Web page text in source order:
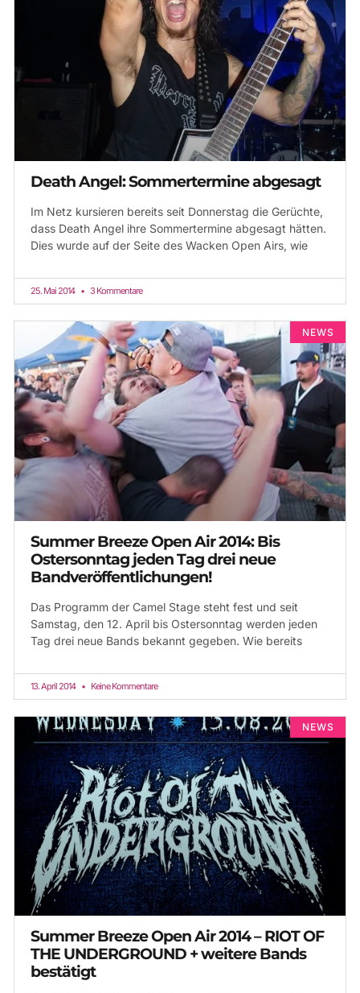
Death Angel: Sommertermine abgesagt
Im Netz kursieren bereits seit Donnerstag die Gerüchte,
dass Death Angel ihre Sommertermine abgesagt hätten.
Dies wurde auf der Seite des Wacken Open Airs, wie
25. Mai 2014 3 Kommentare
NEWS
Summer Breeze Open Air 2014: Bis
Ostersonntag jeden Tag drei neue
Bandveröffentlichungen!
Das Programm der Camel Stage steht fest und seit
Samstag, den 12. April bis Ostersonntag werden jeden
Tag drei neue Bands bekannt gegeben. Wie bereits
13. April 2014 Keine Kommentare
NEWS
Summer Breeze Open Air 2014 – RIOT OF
THE UNDERGROUND + weitere Bands
bestätigt